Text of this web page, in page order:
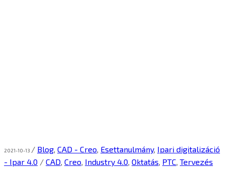
2021-10-13 / Blog, CAD - Creo, Esettanulmány, Ipari digitalizáció
- Ipar 4.0 / CAD, Creo, Industry 4.0, Oktatás, PTC, Tervezés